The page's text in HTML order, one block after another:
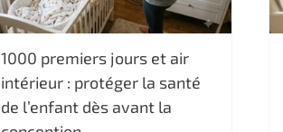
1000 premiers jours et air
intérieur : protéger la santé
de l’enfant dès avant la